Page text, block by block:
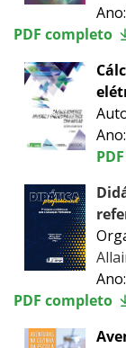
PDF completo
PDF completo